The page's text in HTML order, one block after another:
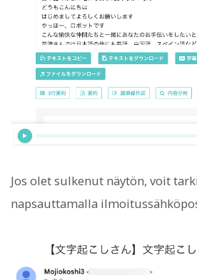
Jos olet sulkenut näytön, voit
napsauttamalla